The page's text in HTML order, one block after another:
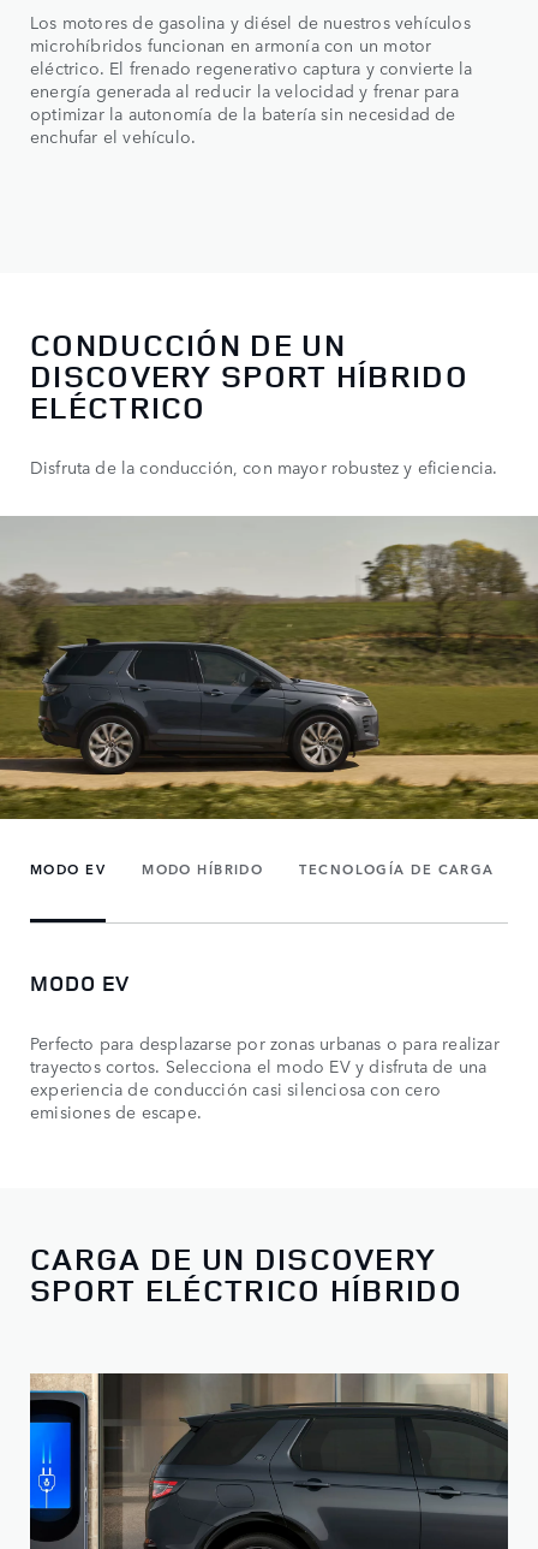
Los motores de gasolina y diésel de nuestros vehículos
microhíbridos funcionan en armonía con un motor
eléctrico. El frenado regenerativo captura y convierte la
energía generada al reducir la velocidad y frenar para
optimizar la autonomía de la batería sin necesidad de
enchufar el vehículo.
CONDUCCIÓN DE UN
DISCOVERY SPORT HÍBRIDO
ELÉCTRICO
Disfruta de la conducción, con mayor robustez y eficiencia.
MODO EV MODO HÍBRIDO TECNOLOGÍA DE CARGA
MODO EV
Perfecto para desplazarse por zonas urbanas o para realizar
trayectos cortos. Selecciona el modo EV y disfruta de una
experiencia de conducción casi silenciosa con cero
emisiones de escape.
CARGA DE UN DISCOVERY
SPORT ELÉCTRICO HÍBRIDO